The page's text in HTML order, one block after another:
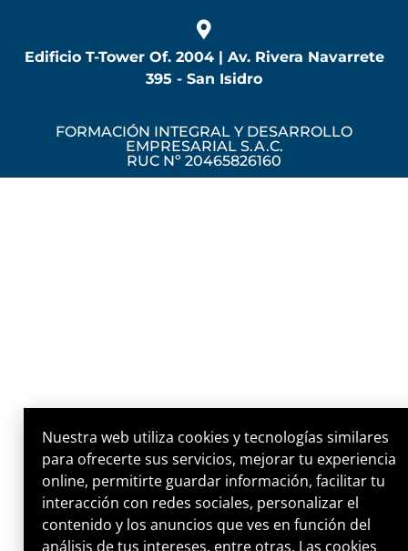
Edificio T-Tower Of. 2004 | Av. Rivera Navarrete
395 - San Isidro
FORMACIÓN INTEGRAL Y DESARROLLO
EMPRESARIAL S.A.C.
RUC Nº 20465826160
Nuestra web utiliza cookies y tecnologías similares
para ofrecerte sus servicios, mejorar tu experiencia
online, permitirte guardar información, facilitar tu
interacción con redes sociales, personalizar el
contenido y los anuncios que ves en función del
análisis de tus intereses, entre otras. Las cookies